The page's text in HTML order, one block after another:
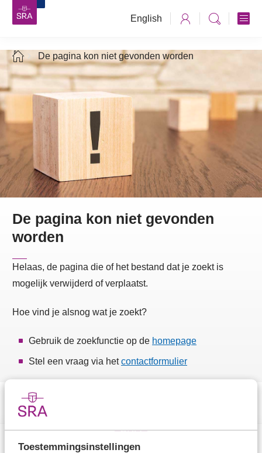
Toestemmingsinstellingen
English
De pagina kon niet gevonden worden
De pagina kon niet gevonden
worden
Helaas, de pagina die of het bestand dat je zoekt is
mogelijk verwijderd of verplaatst.
Hoe vind je alsnog wat je zoekt?
Gebruik de zoekfunctie op de homepage
Stel een vraag via hetcontactformulier